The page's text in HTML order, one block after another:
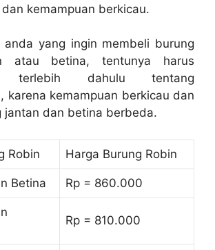
kemampuan berkicau.
anda yang ingin membeli burung
atau betina, tentunya harus
terlebih dahulu tentang
karena kemampuan berkicau dan
jantan dan betina berbeda.
Robin Harga Burung Robin
Betina Rp = 860.000
Rp = 810.000